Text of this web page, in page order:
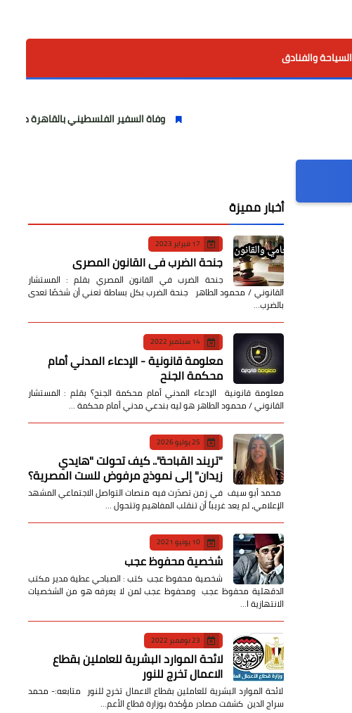
السياحة والفنادق
وفاة السفير الفلسطيني بالقاهرة دياب اللوح..
أخبار مميزة
17 فبراير 2023
جنحة الضرب في القانون المصري
جنحة الضرب في القانون المصري بقلم : المستشار
القانوني / محمود الطاهر جنحة الضرب بكل بساطة تعني أن شخصًا تعدى
بالضرب…
14 سبتمبر 2022
معلومة قانونية - الإدعاء المدني أمام
محكمة الجنح
معلومة قانونية الإدعاء المدني أمام محكمة الجنح؟ بقلم : المستشار
القانوني / محمود الطاهر هو ليه بندعي مدني أمام محكمة …
25 يوليو 2026
​"تريند القباحة".. كيف تحولت "هايدي
زيدان" إلى نموذج مرفوض للست المصرية؟
​ محمد أبو سيف ​في زمن تصدّرت فيه منصات التواصل الاجتماعي المشهد
الإعلامي، لم يعد غريباً أن تنقلب المفاهيم وتتحول …
10 يونيو 2021
شخصية محفوظ عجب
شخصية محفوظ عجب كتب : الصباحي عطية مدير مكتب
الدقهلية محفوظ عجب ومحفوظ عجب لمن لا يعرفه هو من الشخصيات
الانتهازية ا…
23 نوفمبر 2022
لائحة الموارد البشرية للعاملين بقطاع
الاعمال تخرج للنور
لائحة الموارد البشرية للعاملين بقطاع الاعمال تخرج للنور متابعه:- محمد
سراج الدين كشفت مصادر مؤكدة بوزارة قطاع الأعم…